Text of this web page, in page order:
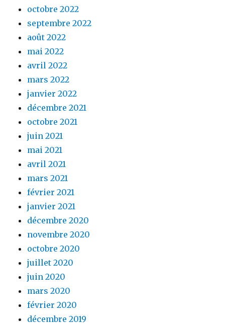
octobre 2022
septembre 2022
août 2022
mai 2022
avril 2022
mars 2022
janvier 2022
décembre 2021
octobre 2021
juin 2021
mai 2021
avril 2021
mars 2021
février 2021
janvier 2021
décembre 2020
novembre 2020
octobre 2020
juillet 2020
juin 2020
mars 2020
février 2020
décembre 2019